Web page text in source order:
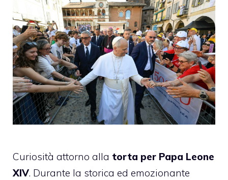
Curiosità attorno alla torta per Papa Leone
XIV. Durante la storica ed emozionante